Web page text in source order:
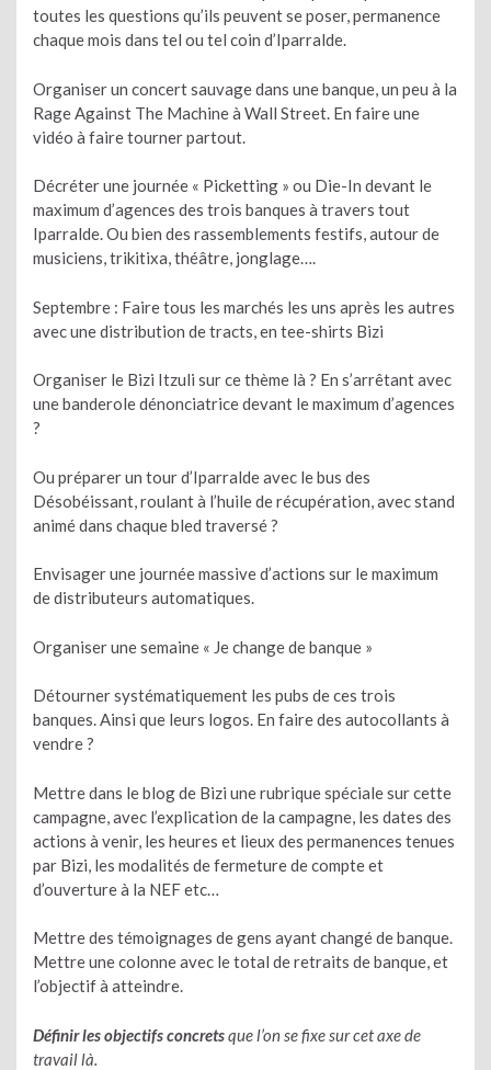
toutes les questions qu’ils peuvent se poser, permanence
chaque mois dans tel ou tel coin d’Iparralde.
Organiser un concert sauvage dans une banque, un peu à la
Rage Against The Machine à Wall Street. En faire une
vidéo à faire tourner partout.
Décréter une journée « Picketting » ou Die-In devant le
maximum d’agences des trois banques à travers tout
Iparralde. Ou bien des rassemblements festifs, autour de
musiciens, trikitixa, théâtre, jonglage….
Septembre : Faire tous les marchés les uns après les autres
avec une distribution de tracts, en tee-shirts Bizi
Organiser le Bizi Itzuli sur ce thème là ? En s’arrêtant avec
une banderole dénonciatrice devant le maximum d’agences
?
Ou préparer un tour d’Iparralde avec le bus des
Désobéissant, roulant à l’huile de récupération, avec stand
animé dans chaque bled traversé ?
Envisager une journée massive d’actions sur le maximum
de distributeurs automatiques.
Organiser une semaine « Je change de banque »
Détourner systématiquement les pubs de ces trois
banques. Ainsi que leurs logos. En faire des autocollants à
vendre ?
Mettre dans le blog de Bizi une rubrique spéciale sur cette
campagne, avec l’explication de la campagne, les dates des
actions à venir, les heures et lieux des permanences tenues
par Bizi, les modalités de fermeture de compte et
d’ouverture à la NEF etc…
Mettre des témoignages de gens ayant changé de banque.
Mettre une colonne avec le total de retraits de banque, et
l’objectif à atteindre.
Définir les objectifs concretsque l’on se fixe sur cet axe de
travail là.